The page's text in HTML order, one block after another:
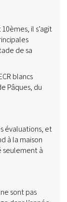
il s’agit
de sa
blancs
Pâques, du
évaluations, et
à la maison
seulement à
sont pas